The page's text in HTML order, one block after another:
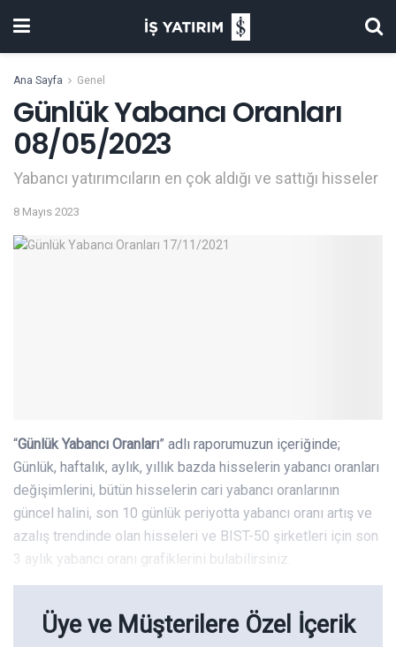
Ana Sayfa Genel
Günlük Yabancı Oranları
08/05/2023
Yabancı yatırımcıların en çok aldığı ve sattığı hisseler
8 Mayıs 2023
“Günlük Yabancı Oranları” adlı raporumuzun içeriğinde;
Günlük, haftalık, aylık, yıllık bazda hisselerin yabancı oranları
değişimlerini, bütün hisselerin cari yabancı oranlarının
güncel halini, son 10 günlük periyotta yabancı oranı artış ve
azalış trendinde olan hisseleri ve BIST-50 şirketleri için son
3 aylık yabancı oranı grafiklerini bulabilirsiniz.
Üye ve Müşterilere Özel İçerik